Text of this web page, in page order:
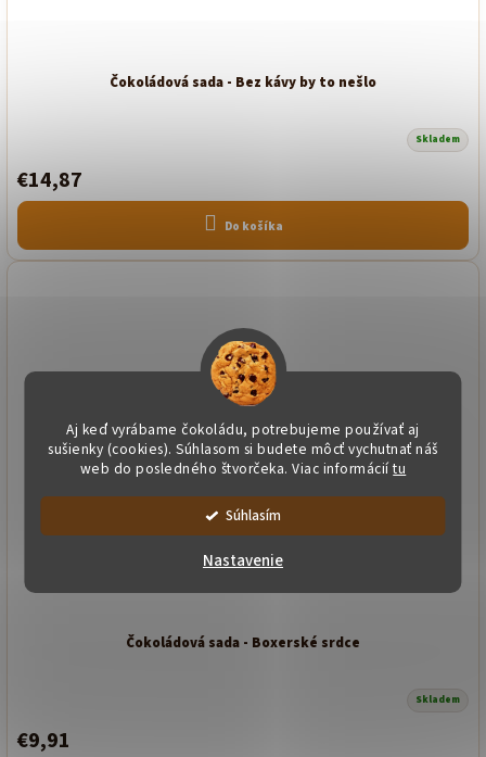
Aj keď vyrábame čokoládu, potrebujeme používať aj
sušienky (cookies). Súhlasom si budete môcť vychutnať náš
web do posledného štvorčeka. Viac informáciítu
Súhlasím
Nastavenie
Čokoládová sada - Bez kávy by to nešlo
produktu
je
5,0
5
hviezdičiek.
Skladem
€14,87
Do košíka
Čokoládová sada - Boxerské srdce
Skladem
€9,91